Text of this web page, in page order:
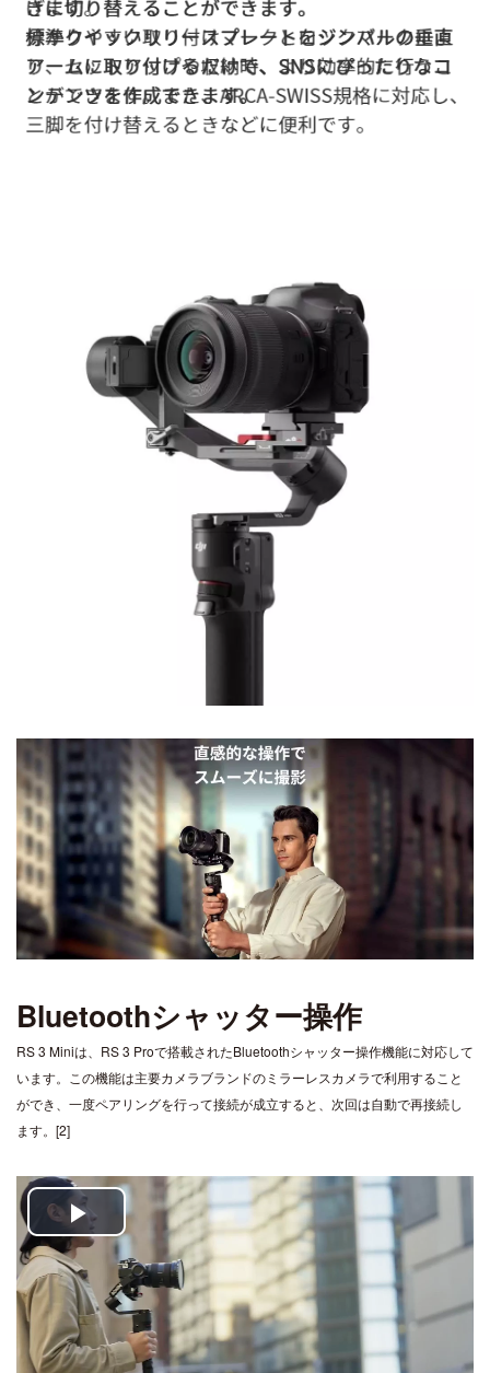
Bluetoothシャッター操作
RS 3 Miniは、RS 3 Proで搭載されたBluetoothシャッター操作機能に対応して
います。この機能は主要カメラブランドのミラーレスカメラで利用すること
ができ、一度ペアリングを行って接続が成立すると、次回は自動で再接続し
ます。[2]
Play
Video